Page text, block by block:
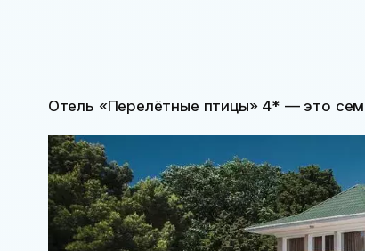
Отель «Перелётные птицы» 4* — это